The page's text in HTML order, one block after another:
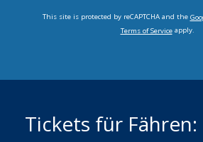
This site is protected by reCAPTCHA and the
Terms of Serviceapply.
Tickets für Fähren: